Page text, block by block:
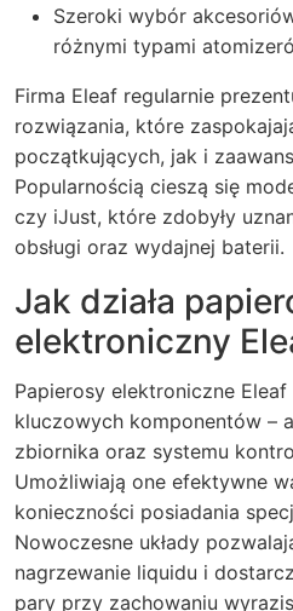
Szeroki wybór
różnymi typami
Firma Eleaf regularnie
rozwiązania, które
początkujących, jak i
Popularnością cieszą się
czy iJust, które zdobyły
obsługi oraz wydajnej baterii.
Jak działa
elektroniczny
Papierosy elektroniczne Eleaf
kluczowych komponentów –
zbiornika oraz systemu
Umożliwiają one efektywne
konieczności posiadania
Nowoczesne układy
nagrzewanie liquidu i
pary przy zachowaniu